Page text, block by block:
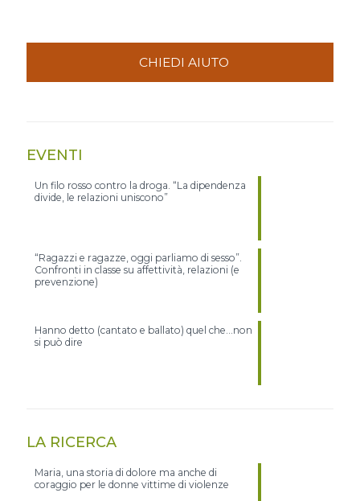
CHIEDI AIUTO
EVENTI
Un filo rosso contro la droga. “La dipendenza
divide, le relazioni uniscono”
“Ragazzi e ragazze, oggi parliamo di sesso”.
Confronti in classe su affettività, relazioni (e
prevenzione)
Hanno detto (cantato e ballato) quel che…non
si può dire
LA RICERCA
Maria, una storia di dolore ma anche di
coraggio per le donne vittime di violenze